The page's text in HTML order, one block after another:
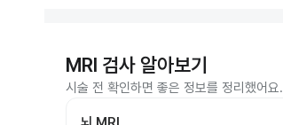
MRI 검사 알아보기
시술 전 확인하면 좋은 정보를 정리했어요.